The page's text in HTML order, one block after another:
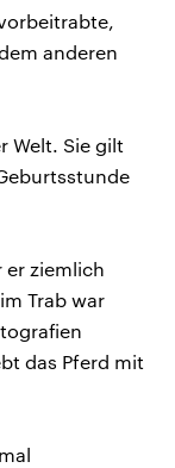
anderen
Welt. Sie gilt
er ziemlich
Trab war
das Pferd mit